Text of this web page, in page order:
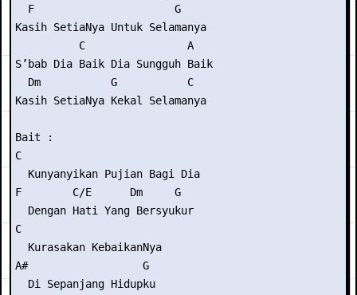
  F                      G
Kasih SetiaNya Untuk Selamanya
          C                A
S’bab Dia Baik Dia Sungguh Baik
  Dm           G           C
Kasih SetiaNya Kekal Selamanya
Bait :
C
  Kunyanyikan Pujian Bagi Dia
F        C/E      Dm     G
  Dengan Hati Yang Bersyukur
C
  Kurasakan KebaikanNya
A#                  G
  Di Sepanjang Hidupku